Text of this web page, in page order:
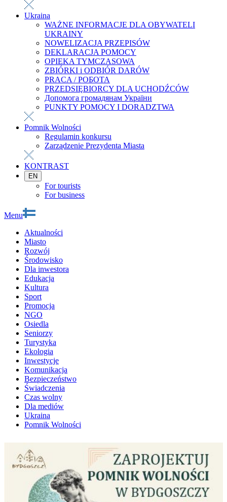
Ukraina
WAŻNE INFORMACJE DLA OBYWATELI
UKRAINY
NOWELIZACJA PRZEPISÓW
DEKLARACJA POMOCY
OPIEKA TYMCZASOWA
ZBIÓRKI i ODBIÓR DARÓW
PRACA / РОБОТА
PRZEDSIĘBIORCY DLA UCHODŹCÓW
Допомога громадянам України
PUNKTY POMOCY I DORADZTWA
Pomnik Wolności
Regulamin konkursu
Zarządzenie Prezydenta Miasta
KONTRAST
EN
For tourists
For business
Menu
Aktualności
Miasto
Rozwój
Środowisko
Dla inwestora
Edukacja
Kultura
Sport
Promocja
NGO
Osiedla
Seniorzy
Turystyka
Ekologia
Inwestycje
Komunikacja
Bezpieczeństwo
Świadczenia
Czas wolny
Dla mediów
Ukraina
Pomnik Wolności